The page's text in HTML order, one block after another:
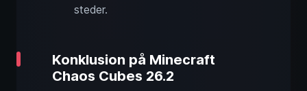
steder.
Konklusion på Minecraft
Chaos Cubes 26.2